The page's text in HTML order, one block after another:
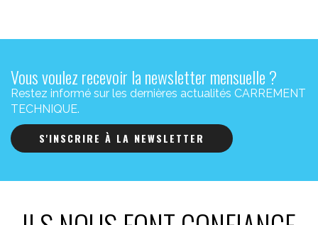
Vous voulez recevoir la newsletter mensuelle ?
Restez informé sur les dernières actualités CARREMENT
TECHNIQUE.
S'INSCRIRE À LA NEWSLETTER